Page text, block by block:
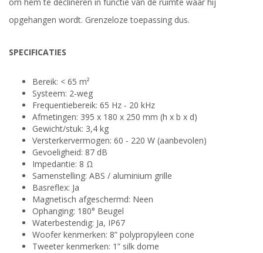
opgehangen wordt. Grenzeloze toepassing dus.
SPECIFICATIES
Bereik: < 65 m²
Systeem: 2-weg
Frequentiebereik: 65 Hz - 20 kHz
Afmetingen: 395 x 180 x 250 mm (h x b x d)
Gewicht/stuk: 3,4 kg
Versterkervermogen: 60 - 220 W (aanbevolen)
Gevoeligheid: 87 dB
Impedantie: 8 Ω
Samenstelling: ABS / aluminium grille
Basreflex: Ja
Magnetisch afgeschermd: Neen
Ophanging: 180° Beugel
Waterbestendig: Ja, IP67
Woofer kenmerken: 8” polypropyleen cone
Tweeter kenmerken: 1” silk dome